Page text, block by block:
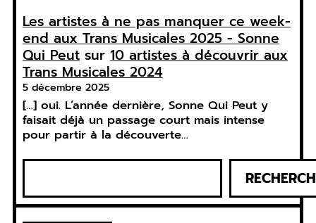
Les artistes à ne pas manquer ce week-
end aux Trans Musicales 2025 - Sonne
Qui Peutsur10 artistes à découvrir aux
Trans Musicales 2024
5 décembre 2025
[…] oui. L’année dernière, Sonne Qui Peut y
faisait déjà un passage court mais intense
pour partir à la découverte…
R
c
h